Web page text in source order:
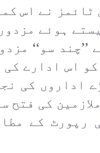
نے اس
ہوئے
سو‘‘
اس ادارے
اداروں کی
کی فتح
رپورٹ کے